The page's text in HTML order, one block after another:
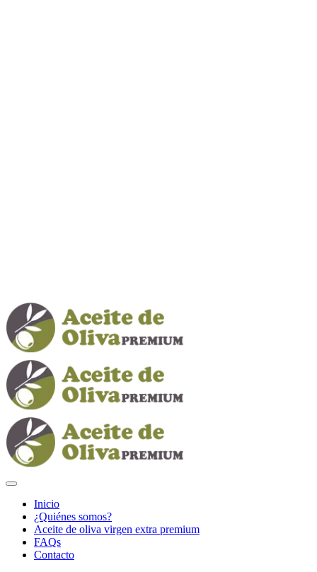
Inicio
¿Quiénes somos?
Aceite de oliva virgen extra premium
FAQs
Contacto